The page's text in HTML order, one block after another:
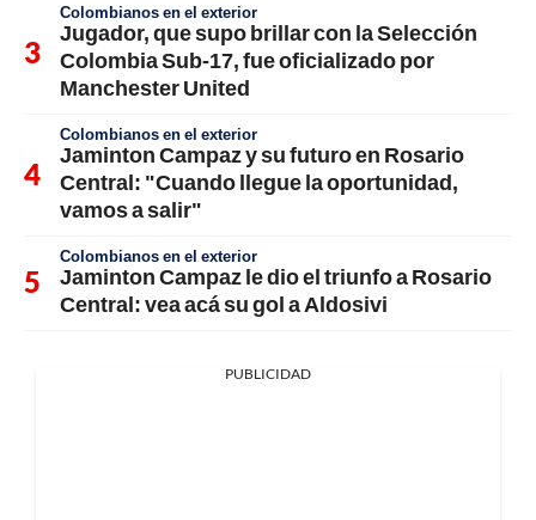
Colombianos en el exterior
Jugador, que supo brillar con la Selección
Colombia Sub-17, fue oficializado por
Manchester United
Colombianos en el exterior
Jaminton Campaz y su futuro en Rosario
Central: "Cuando llegue la oportunidad,
vamos a salir"
Colombianos en el exterior
Jaminton Campaz le dio el triunfo a Rosario
Central: vea acá su gol a Aldosivi
PUBLICIDAD